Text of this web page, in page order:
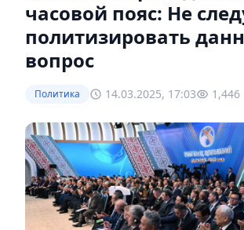
часовой пояс: Не
политизировать
вопрос
Политика 14.03.2025, 17:03 1,446